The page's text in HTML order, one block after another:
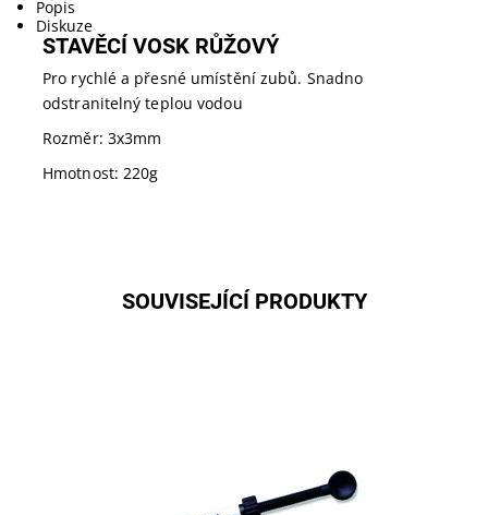
Popis
Diskuze
STAVĚCÍ VOSK RŮŽOVÝ
Pro rychlé a přesné umístění zubů. Snadno
odstranitelný teplou vodou
Rozměr: 3x3mm
Hmotnost: 220g
SOUVISEJÍCÍ PRODUKTY
al dente Dentalprodukte